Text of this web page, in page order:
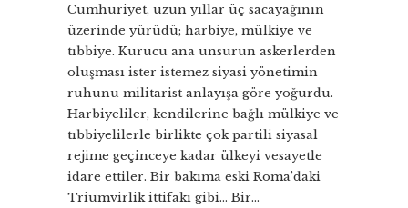
Cumhuriyet, uzun yıllar üç sacayağının
üzerinde yürüdü; harbiye, mülkiye ve
tıbbiye. Kurucu ana unsurun askerlerden
oluşması ister istemez siyasi yönetimin
ruhunu militarist anlayışa göre yoğurdu.
Harbiyeliler, kendilerine bağlı mülkiye ve
tıbbiyelilerle birlikte çok partili siyasal
rejime geçinceye kadar ülkeyi vesayetle
idare ettiler. Bir bakıma eski Roma’daki
Triumvirlik ittifakı gibi… Bir…